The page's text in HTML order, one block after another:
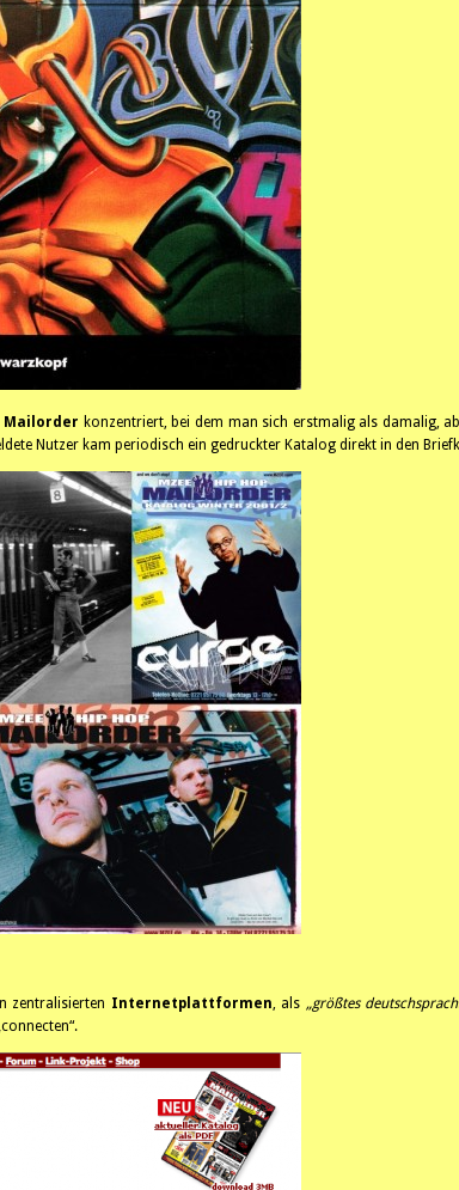
Mailorder konzentriert, bei dem man sich erstmalig als damalig,
Nutzer kam periodisch ein gedruckter Katalog direkt in den
zentralisierten Internetplattformen, als „größtes